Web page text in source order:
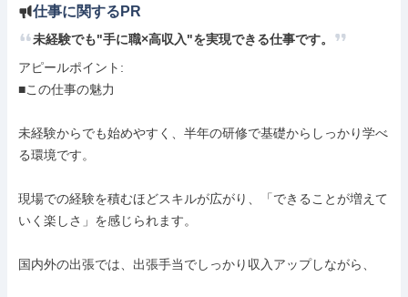
仕事に関するPR
未経験でも"手に職×高収入"を実現できる仕事です。
アピールポイント:
■この仕事の魅力
未経験からでも始めやすく、半年の研修で基礎からしっかり学べ
る環境です。
現場での経験を積むほどスキルが広がり、「できることが増えて
いく楽しさ」を感じられます。
国内外の出張では、出張手当でしっかり収入アップしながら、